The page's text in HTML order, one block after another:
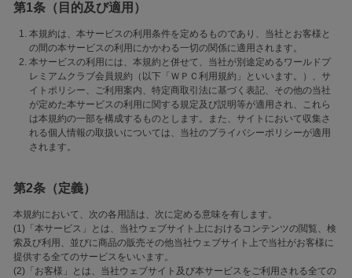
第1条（目的及び適用）
本規約は、本サービスの利用条件を定めるものであり、当社とお客様と
の間の本サービスの利用にかかわる一切の関係に適用されます。
本サービスの利用には、本規約と併せて、当社が別途定めるワールドプ
レミアムクラブ会員規約（以下「ＷＰＣ利用規約」といいます。）、サ
イトポリシー、ご利用案内、特定商取引法に基づく表記、その他の当社
が定めた本サービスの利用に関する規定及び説明等が適用され、これら
は本規約の一部を構成するものとします。また、サイトにおいて収集さ
れる個人情報の取扱いについては、当社のプライバシーポリシーが適用
されます。
第2条（定義）
本規約において、次の各用語は、次に定める意味を有します。
(1)「本サービス」とは、当社ウェブサイト上におけるコンテンツの閲覧、検
索及び利用、並びに商品の販売その他当社ウェブサイト上で当社がお客様に
提供する全てのサービスをいいます。
(2)「お客様」とは、当社ウェブサイト及び本サービスをご利用される全ての